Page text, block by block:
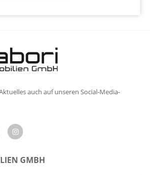
auch auf unseren Social-Media-
GMBH